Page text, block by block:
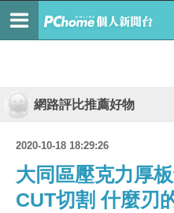
網路評比推薦好物
2020-10-18 18:29:26
大同區壓克力厚
CUT切割 什麼刃